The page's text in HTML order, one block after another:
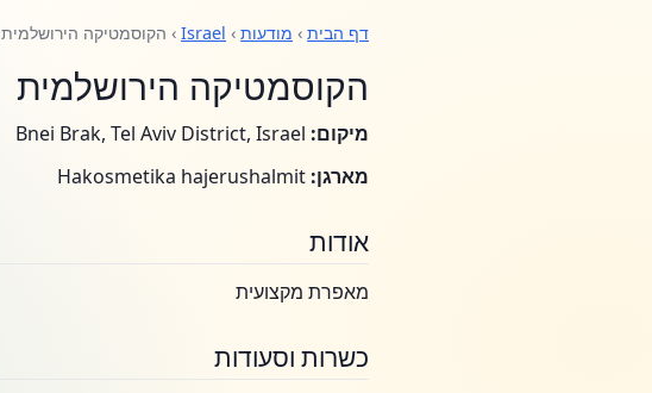
דף הבית › מודעות ›
Israel › הקוסמטיקה הירושלמית
הקוסמטיקה הירושלמית
מיקום:
מארגן:
אודות
מאפרת מקצועית
כשרות וסעודות